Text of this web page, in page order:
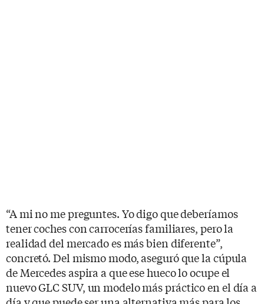
“A mi no me preguntes. Yo digo que deberíamos
tener coches con carrocerías familiares, pero la
realidad del mercado es más bien diferente”,
concretó. Del mismo modo, aseguró que la cúpula
de Mercedes aspira a que ese hueco lo ocupe el
nuevo GLC SUV, un modelo más práctico en el día a